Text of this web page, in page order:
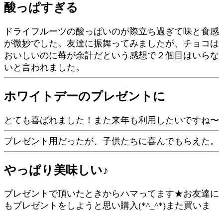
酸っぱすぎる
ドライフルーツの酸っぱいのが際立ち過ぎて味と食感
が微妙でした。友達に振舞ってみましたが、チョコは
おいしいのに苺が余計だという感想で２個目はいらな
いと言われました。
ホワイトデーのプレゼントに
とても喜ばれました！また来年も利用したいですね〜
プレゼント用だったが、子供たちに喜んでもらえた。
やっぱり美味しい♪
プレゼントで頂いたときからハマってます★お友達に
もプレゼントをしようと思い購入(*^_^*)また買いま